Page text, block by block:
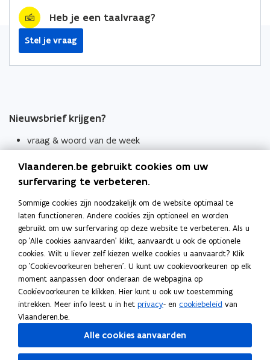
Heb je een taalvraag?
Stel je vraag
Nieuwsbrief krijgen?
vraag & woord van de week
Schrijf je in
Thema's
Taaladviezen
Spellingregels
Tips voor duidelijke taal
Bekijk ook
Spellingtests
Boek- en webwijzer
Vlaanderen.be gebruikt cookies om uw
surfervaring te verbeteren.
Sommige cookies zijn noodzakelijk om de website optimaal te
laten functioneren. Andere cookies zijn optioneel en worden
gebruikt om uw surfervaring op deze website te verbeteren. Als u
op 'Alle cookies aanvaarden' klikt, aanvaardt u ook de optionele
cookies. Wilt u liever zelf kiezen welke cookies u aanvaardt? Klik
op 'Cookievoorkeuren beheren'. U kunt uw cookievoorkeuren op elk
moment aanpassen door onderaan de webpagina op
Cookievoorkeuren te klikken. Hier kunt u ook uw toestemming
intrekken. Meer info leest u in het privacy- en cookiebeleid van
Vlaanderen.be.
Alle cookies aanvaarden